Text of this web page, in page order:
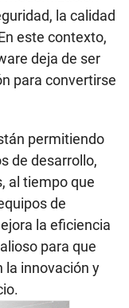
la calidad
este contexto,
deja de ser
para convertirse
permitiendo
de desarrollo,
al tiempo que
de
la eficiencia
para que
la innovación y